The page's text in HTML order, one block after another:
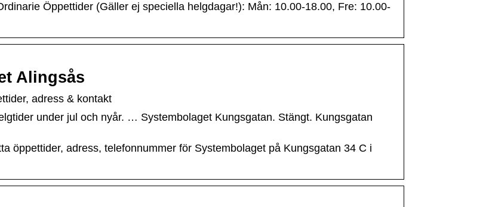
Öppettider (Gäller ej speciella helgdagar!): Mån: 10.00-18.00, Fre: 10.00-
Alingsås
adress & kontakt
under jul och nyår. … Systembolaget Kungsgatan. Stängt. Kungsgatan
öppettider, adress, telefonnummer för Systembolaget på Kungsgatan 34 C i